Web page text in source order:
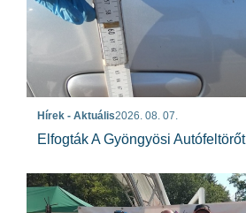
Hírek - Aktuális2026. 08. 07.
Elfogták A Gyöngyösi Autófeltörőt